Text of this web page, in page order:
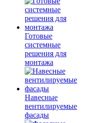
Готовые
системные
решения для
монтажа
Навесные
вентилируемые
фасады